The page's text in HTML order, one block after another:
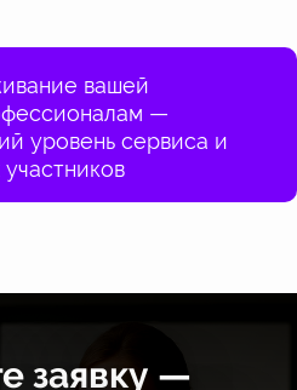
вашей
—
уровень сервиса и
заявку —